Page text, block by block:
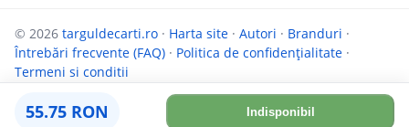
55.75 RON Indisponibil
© 2026 targuldecarti.ro · Harta site · Autori · Branduri ·
Întrebări frecvente (FAQ) · Politica de confidențialitate ·
Termeni si conditii
Parteneri:InfoCompanii.ro GoShopping.ro